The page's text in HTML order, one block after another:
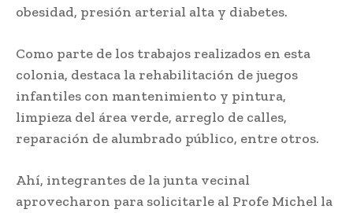
obesidad, presión arterial alta y diabetes.
Como parte de los trabajos realizados en esta
colonia, destaca la rehabilitación de juegos
infantiles con mantenimiento y pintura,
limpieza del área verde, arreglo de calles,
reparación de alumbrado público, entre otros.
Ahí, integrantes de la junta vecinal
aprovecharon para solicitarle al Profe Michel la